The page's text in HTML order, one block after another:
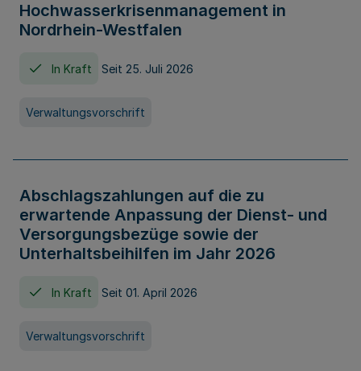
Hochwasserkrisenmanagement in
Nordrhein-Westfalen
In Kraft Seit 25. Juli 2026
Verwaltungsvorschrift
Abschlagszahlungen auf die zu
erwartende Anpassung der Dienst- und
Versorgungsbezüge sowie der
Unterhaltsbeihilfen im Jahr 2026
In Kraft Seit 01. April 2026
Verwaltungsvorschrift